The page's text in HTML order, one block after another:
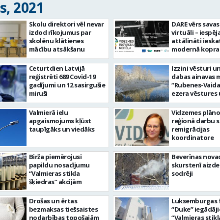
2021
Skolu direktori vēl nevar
izdod rīkojumus par
skolēnu klātienes
mācību atsākšanu
Ceturtdien Latvijā
reģistrēti 689 Covid-19
gadījumi un 12 sasirgušie
miruši
Valmierā ielu
apgaismojums kļūst
taupīgāks un viedāks
Birža piemērojusi
papildu nosacījumu
“Valmieras stikla
šķiedras” akcijām
Drošas un ērtas
bezmaksas tiešsaistes
nodarbības topošajām
DARE vērs
virtuāli –
attālināti
modernā
darbnīcā un
3D druku no
profesionāļa
Izzini vēsturi
dabas ainavas
“Rubenes-
ezera vēstures
taka”
Vidzemes
reģionā darbu
remigrācijas
koordinatore
Beverīnas
skurstenī
sodrēji
Luksemburgas
“Duke”
“Valmieras